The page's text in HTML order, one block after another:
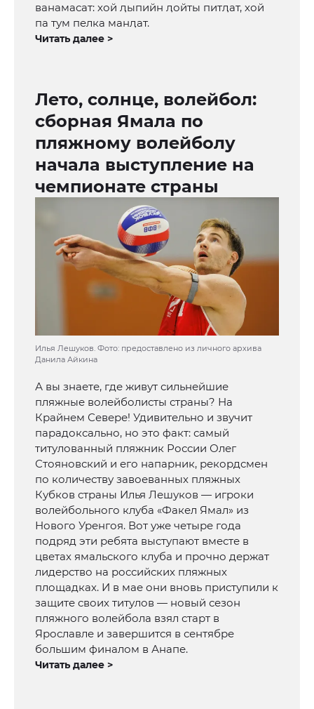
ванамасат: хой ӆыпийн ӆойты питӆат, хой
па тум пелка манӆат.
Читать далее >
Лето, солнце, волейбол:
сборная Ямала по
пляжному волейболу
начала выступление на
чемпионате страны
Илья Лешуков. Фото: предоставлено из личного архива
Данила Айкина
А вы знаете, где живут сильнейшие
пляжные волейболисты страны? На
Крайнем Севере! Удивительно и звучит
парадоксально, но это факт: самый
титулованный пляжник России Олег
Стояновский и его напарник, рекордсмен
по количеству завоеванных пляжных
Кубков страны Илья Лешуков — игроки
волейбольного клуба «Факел Ямал» из
Нового Уренгоя. Вот уже четыре года
подряд эти ребята выступают вместе в
цветах ямальского клуба и прочно держат
лидерство на российских пляжных
площадках. И в мае они вновь приступили к
защите своих титулов — новый сезон
пляжного волейбола взял старт в
Ярославле и завершится в сентябре
большим финалом в Анапе.
Читать далее >